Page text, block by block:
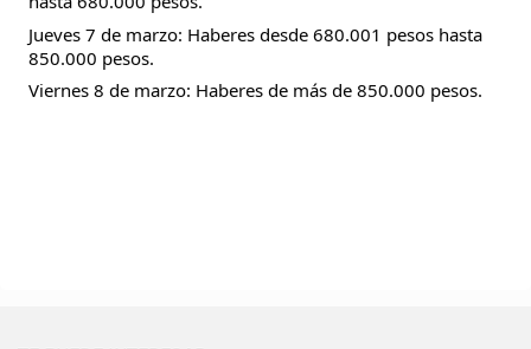
Jueves 7 de marzo: Haberes desde 680.001 pesos hasta
850.000 pesos.
Viernes 8 de marzo: Haberes de más de 850.000 pesos.